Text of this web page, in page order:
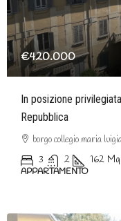
€420.000
In posizione
Repubblica
borgo collegio maria
3 2 162 Mq
APPARTAMENTO